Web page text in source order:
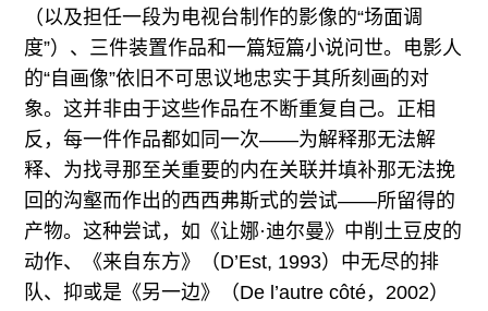
（以及担任一段为电视台制作的影像的“场面调
度”）、三件装置作品和一篇短篇小说问世。电影人
的“自画像”依旧不可思议地忠实于其所刻画的对
象。这并非由于这些作品在不断重复自己。正相
反，每一件作品都如同一次——为解释那无法解
释、为找寻那至关重要的内在关联并填补那无法挽
回的沟壑而作出的西西弗斯式的尝试——所留得的
产物。这种尝试，如《让娜·迪尔曼》中削土豆皮的
动作、《来自东方》（D’Est, 1993）中无尽的排
队、抑或是《另一边》（De l’autre côté，2002）